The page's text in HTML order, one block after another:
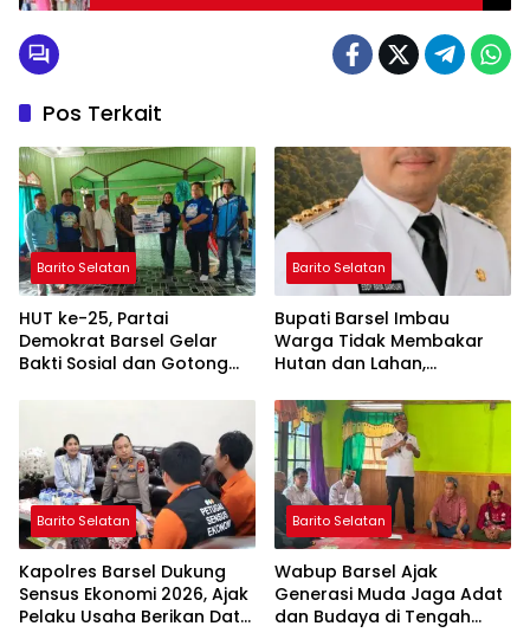
Pos Terkait
Barito Selatan
HUT ke-25, Partai
Demokrat Barsel Gelar
Bakti Sosial dan Gotong
Barito Selatan
Bupati Barsel Imbau
Warga Tidak Membakar
Hutan dan Lahan,
Bebas Kabut Asap
Barito Selatan
Kapolres Barsel Dukung
Sensus Ekonomi 2026, Ajak
Pelaku Usaha Berikan Data
Barito Selatan
Wabup Barsel Ajak
Generasi Muda Jaga Adat
dan Budaya di Tengah